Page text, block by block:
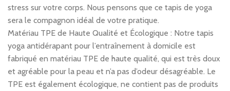
stress sur votre corps. Nous pensons que ce tapis de yoga
sera le compagnon idéal de votre pratique.
Matériau TPE de Haute Qualité et Écologique : Notre tapis
yoga antidérapant pour l’entraînement à domicile est
fabriqué en matériau TPE de haute qualité, qui est très doux
et agréable pour la peau et n’a pas d’odeur désagréable. Le
TPE est également écologique, ne contient pas de produits